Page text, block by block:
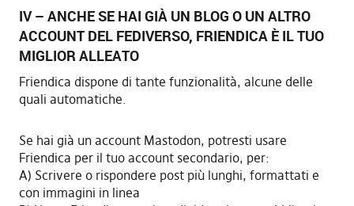
IV – ANCHE SE HAI GIÀ UN BLOG O UN ALTRO
ACCOUNT DEL FEDIVERSO, FRIENDICA È IL TUO
MIGLIOR ALLEATO
Friendica dispone di tante funzionalità, alcune delle
quali automatiche.
Se hai già un account Mastodon, potresti usare
Friendica per il tuo account secondario, per:
A) Scrivere o rispondere post più lunghi, formattati e
con immagini in linea